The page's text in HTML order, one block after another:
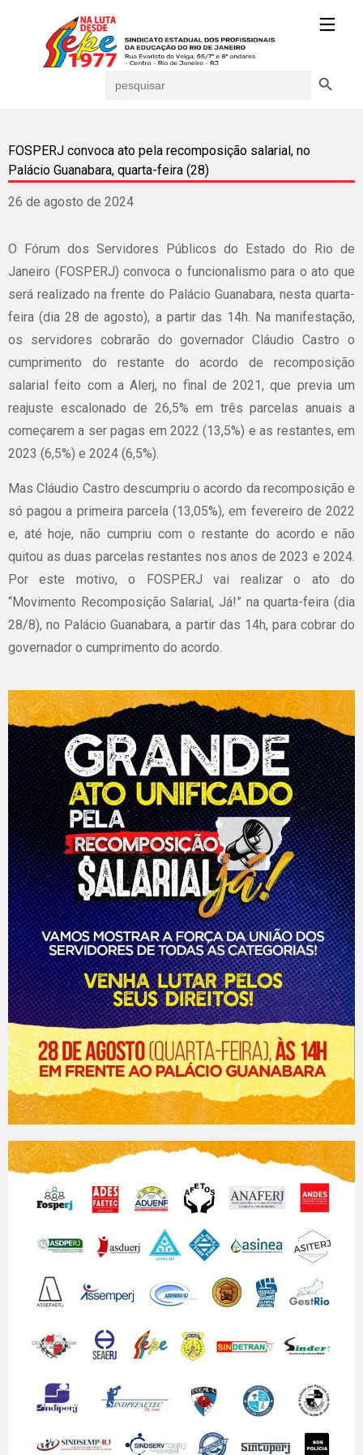
for:
FOSPERJ convoca ato pela recomposição salarial, no
Palácio Guanabara, quarta-feira (28)
26 de agosto de 2024
O Fórum dos Servidores Públicos do Estado do Rio de
Janeiro (FOSPERJ) convoca o funcionalismo para o ato que
será realizado na frente do Palácio Guanabara, nesta quarta-
feira (dia 28 de agosto), a partir das 14h. Na manifestação,
os servidores cobrarão do governador Cláudio Castro o
cumprimento do restante do acordo de recomposição
salarial feito com a Alerj, no final de 2021, que previa um
reajuste escalonado de 26,5% em três parcelas anuais a
começarem a ser pagas em 2022 (13,5%) e as restantes, em
2023 (6,5%) e 2024 (6,5%).
Mas Cláudio Castro descumpriu o acordo da recomposição e
só pagou a primeira parcela (13,05%), em fevereiro de 2022
e, até hoje, não cumpriu com o restante do acordo e não
quitou as duas parcelas restantes nos anos de 2023 e 2024.
Por este motivo, o FOSPERJ vai realizar o ato do
“Movimento Recomposição Salarial, Já!” na quarta-feira (dia
28/8), no Palácio Guanabara, a partir das 14h, para cobrar do
governador o cumprimento do acordo.